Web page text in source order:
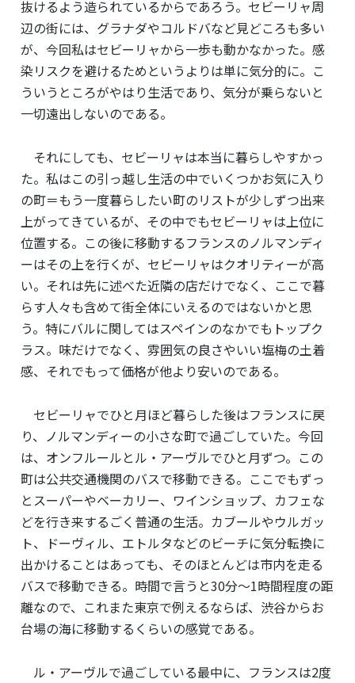
抜けるよう造られているからであろう。セビーリャ周
辺の街には、グラナダやコルドバなど見どころも多い
が、今回私はセビーリャから一歩も動かなかった。感
染リスクを避けるためというよりは単に気分的に。こ
ういうところがやはり生活であり、気分が乗らないと
一切遠出しないのである。
それにしても、セビーリャは本当に暮らしやすかっ
た。私はこの引っ越し生活の中でいくつかお気に入り
の町＝もう一度暮らしたい町のリストが少しずつ出来
上がってきているが、その中でもセビーリャは上位に
位置する。この後に移動するフランスのノルマンディ
ーはその上を行くが、セビーリャはクオリティーが高
い。それは先に述べた近隣の店だけでなく、ここで暮
らす人々も含めて街全体にいえるのではないかと思
う。特にバルに関してはスペインのなかでもトップク
ラス。味だけでなく、雰囲気の良さやいい塩梅の土着
感、それでもって価格が他より安いのである。
セビーリャでひと月ほど暮らした後はフランスに戻
り、ノルマンディーの小さな町で過ごしていた。今回
は、オンフルールとル・アーヴルでひと月ずつ。この
町は公共交通機関のバスで移動できる。ここでもずっ
とスーパーやベーカリー、ワインショップ、カフェな
どを行き来するごく普通の生活。カブールやウルガッ
ト、ドーヴィル、エトルタなどのビーチに気分転換に
出かけることはあっても、そのほとんどは市内を走る
バスで移動できる。時間で言うと30分〜1時間程度の距
離なので、これまた東京で例えるならば、渋谷からお
台場の海に移動するくらいの感覚である。
ル・アーヴルで過ごしている最中に、フランスは2度